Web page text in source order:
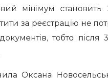
мінімум
за реєстрацію не
тобто після
Оксана